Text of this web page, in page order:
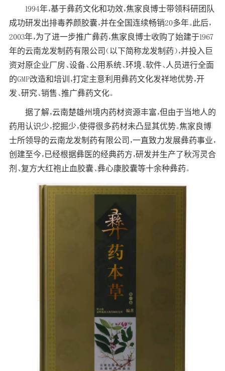
1994年，基于彝药文化和功效，焦家良博士带领科研团队
成功研发出排毒养颜胶囊，并在全国连续畅销20多年。此后，
2003年，为了进一步推广彝药，焦家良博士收购了始建于1967
年的云南龙发制药有限公司（以下简称龙发制药），并投入巨
资对原企业厂房、设备、公用系统、环境、软件、人员进行全面
的GMP改造和培训，打定主意利用彝药文化发祥地优势，开
发、研究、销售、推广彝药文化。
据了解，云南楚雄州境内药材资源丰富，但由于当地人的
药用认识少，挖掘少，使得很多药材未凸显其优势。焦家良博
士所领导的云南龙发制药有限公司，一直致力发展彝药事业，
创建至今，已经根据彝医的经典药方，研发并生产了秋泻灵合
剂、复方大红袍止血胶囊、彝心康胶囊等十余种彝药。